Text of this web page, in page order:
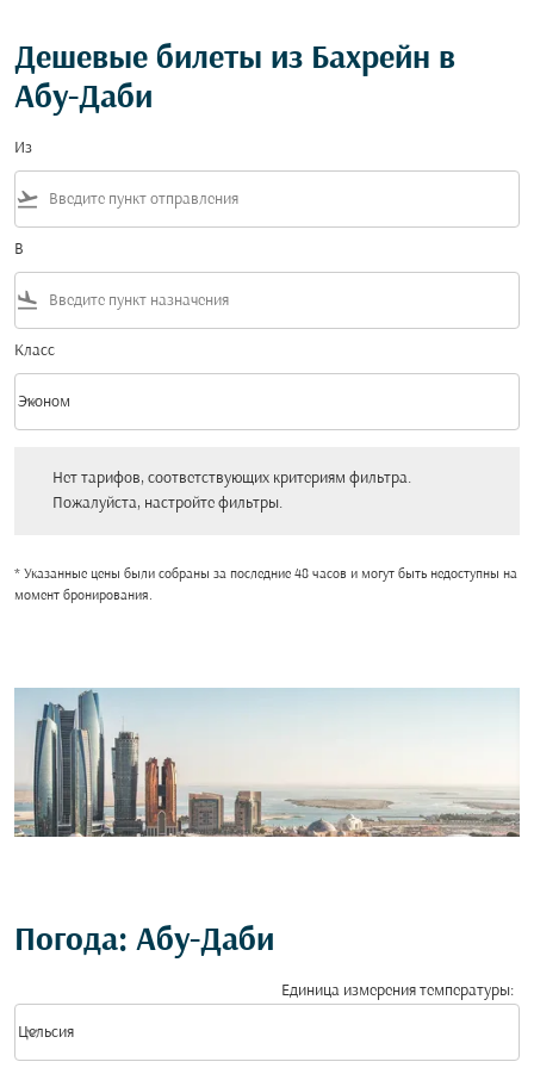
Дешевые билеты из Бахрейн в
Абу-Даби
Из
flight_takeoff
В
flight_land
Класс
Класс option Эконом Selected
Эконом
keyboard_arrow_down
Нет тарифов, соответствующих критериям фильтра.
Пожалуйста, настройте фильтры.
* Указанные цены были собраны за последние 48 часов и могут быть недоступны на
момент бронирования.
Погода: Абу-Даби
Единица измерения температуры:
Цельсия
keyboard_arrow_down